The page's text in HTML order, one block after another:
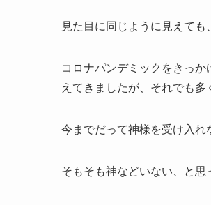
見た目に同じように見えても
コロナパンデミックをきっ
えてきましたが、それでも多
今までだって神様を受け入れ
そもそも神などいない、と思